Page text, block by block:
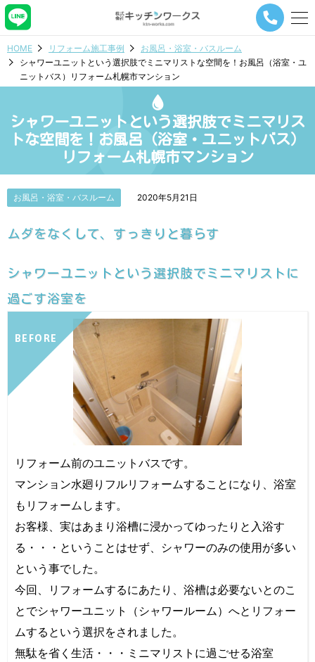
メ
ー
ビ
シ
タ
HOME リフォーム施工事例
お風呂・浴室・バスルーム
シャワーユニットという選択肢でミニマリストな空間を！お風呂（浴室・ユ
ニットバス）リフォーム札幌市マンション
シャワーユニットという選択肢でミニマリス
トな空間を！お風呂（浴室・ユニットバス）
リフォーム札幌市マンション
お風呂・浴室・バスルーム 2020年5月21日
ムダをなくして、すっきりと暮らす
シャワーユニットという選択肢でミニマリストに
過ごす浴室を
BEFORE
リフォーム前のユニットバスです。
マンション水廻りフルリフォームすることになり、浴室
もリフォームします。
お客様、実はあまり浴槽に浸かってゆったりと入浴す
る・・・ということはせず、シャワーのみの使用が多い
という事でした。
今回、リフォームするにあたり、浴槽は必要ないとのこ
とでシャワーユニット（シャワールーム）へとリフォー
ムするという選択をされました。
無駄を省く生活・・・ミニマリストに過ごせる浴室